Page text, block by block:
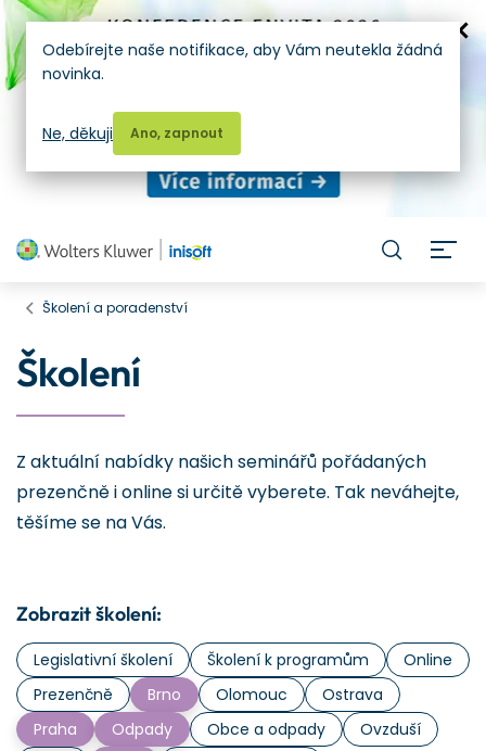
Školení a poradenství
Školení
Z aktuální nabídky našich seminářů pořádaných
prezenčně i online si určitě vyberete. Tak neváhejte,
těšíme se na Vás.
Zobrazit školení:
Legislativní školení Školení k programům
Online
Prezenčně
Brno Olomouc
Ostrava
Praha
Odpady Obce a odpady
Ovzduší
Odebírejte naše notifikace, aby Vám neutekla žádná
novinka.
Ano, zapnout
Ne, děkuji